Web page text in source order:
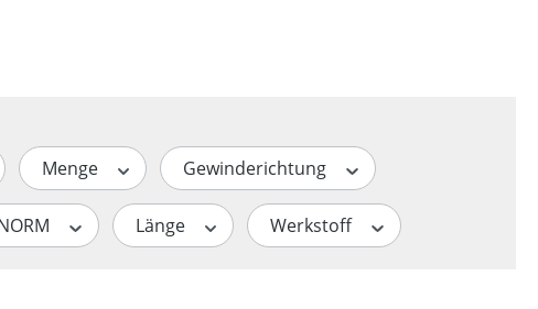
Menge Gewinderichtung
Länge Werkstoff